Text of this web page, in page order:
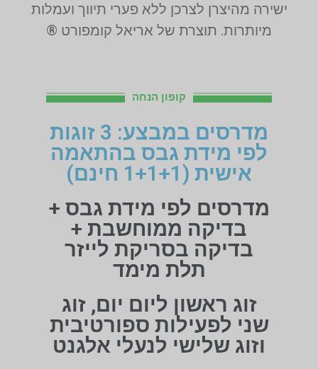
ישירה מהיצרן לצרכן ללא פערי תיווך ועמלות
מיותרות. תוצרת של אריאל קומפורט ®
קופון הנחה
מדרסים במבצע: 3 זוגות
לפי מידת גבס בהתאמה
אישית (1+1+1 חינם)
מדרסים לפי מידת גבס +
בדיקה ממוחשבת +
בדיקה בסריקת לייזר
תלת מימד
זוג ראשון ליום יום, זוג
שני לפעילות ספורטיבית
וזוג שלישי לנעלי אלגנט